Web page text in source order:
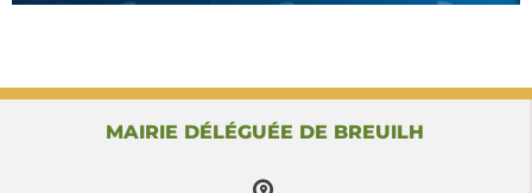
MAIRIE DÉLÉGUÉE DE BREUILH